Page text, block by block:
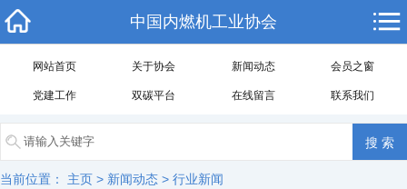
中国内燃机工业协会
网站首页 关于协会 新闻动态 会员之窗
党建工作 双碳平台 在线留言 联系我们
当前位置： 主页 > 新闻动态 > 行业新闻